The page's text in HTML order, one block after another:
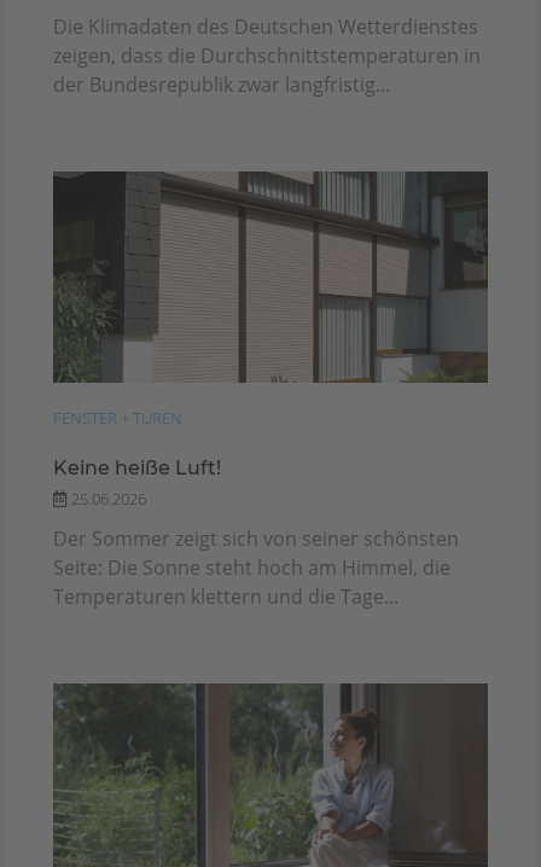
Die Klimadaten des Deutschen Wetterdienstes
zeigen, dass die Durchschnittstemperaturen in
der Bundesrepublik zwar langfristig...
FENSTER + TÜREN
Keine heiße Luft!
25.06.2026
Der Sommer zeigt sich von seiner schönsten
Seite: Die Sonne steht hoch am Himmel, die
Temperaturen klettern und die Tage...